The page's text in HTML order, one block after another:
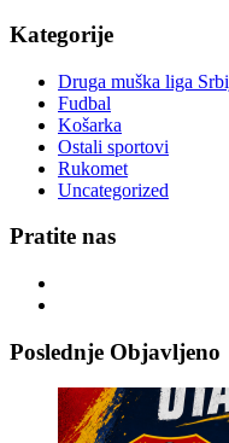
Kategorije
Druga muška liga
Fudbal
Košarka
Ostali sportovi
Rukomet
Uncategorized
Pratite nas
Poslednje Objavljeno